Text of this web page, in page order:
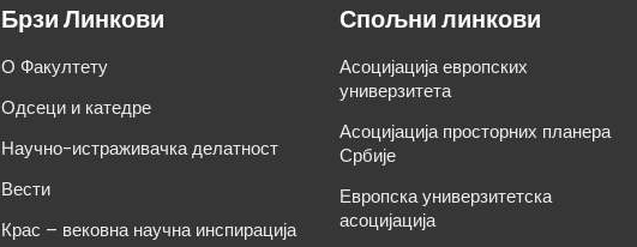
Брзи Линкови
О Факултету
Одсеци и катедре
Научно-истраживачка делатност
Вести
Крас – вековна научна инспирација
Спољни линкови
Асоцијација европских
универзитета
Асоцијација просторних планера
Србије
Европска универзитетска
асоцијација